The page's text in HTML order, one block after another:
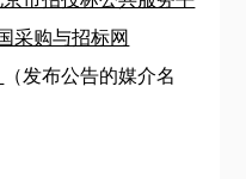
采购与招标网
（发布公告的媒介名